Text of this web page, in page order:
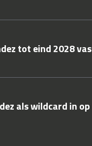
tot eind 2028
als wildcard in op